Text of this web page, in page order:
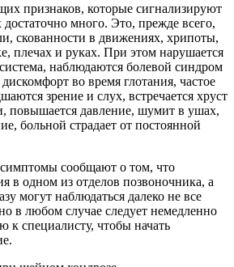
признаков, которые сигнализируют
много. Это, прежде всего,
скованности в движениях, хрипоты,
плечах и руках. При этом нарушается
наблюдаются болевой синдром
во время глотания, частое
зрение и слух, встречается хруст
повышается давление, шумит в ушах,
больной страдает от постоянной
сообщают о том, что
в одном из отделов позвоночника, а
могут наблюдаться далеко не все
в любом случае следует немедленно
к специалисту, чтобы начать